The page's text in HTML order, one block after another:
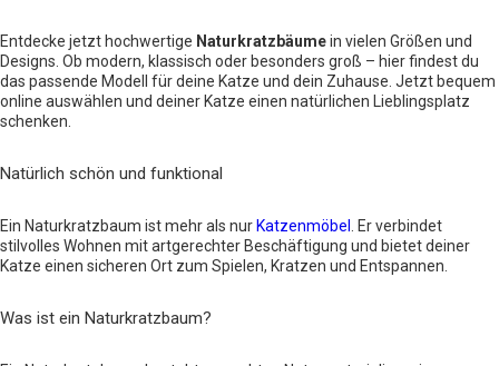
Entdecke jetzt hochwertige Naturkratzbäumein vielen Größen und
Designs. Ob modern, klassisch oder besonders groß – hier findest du
das passende Modell für deine Katze und dein Zuhause. Jetzt bequem
online auswählen und deiner Katze einen natürlichen Lieblingsplatz
schenken.
Natürlich schön und funktional
Ein Naturkratzbaum ist mehr als nur Katzenmöbel
. Er verbindet
stilvolles Wohnen mit artgerechter Beschäftigung und bietet deiner
Katze einen sicheren Ort zum Spielen, Kratzen und Entspannen.
Was ist ein Naturkratzbaum?